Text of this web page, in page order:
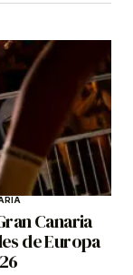
Canaria
de Europa